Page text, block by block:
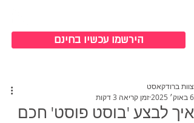
הירשמו עכשיו בחינם
איך לבצע 'בוסט פוסט' חכם
צוות ברודקאסט
6 באוק׳ 2025
זמן קריאה 3 דקות